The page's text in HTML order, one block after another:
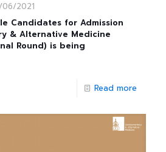
2021
Candidates for Admission
& Alternative Medicine
Round) is being
Read more